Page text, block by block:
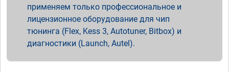
применяем только профессиональное и
лицензионное оборудование для чип
тюнинга (Flex, Kess 3, Autotuner, Bitbox) и
диагностики (Launch, Autel).